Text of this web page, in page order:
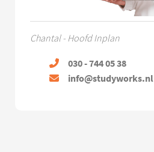
Chantal - Hoofd Inplan
030 - 744 05 38
info@studyworks.nl